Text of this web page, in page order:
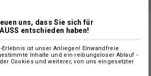
uns, dass Sie sich für
entschieden haben!
ist unser Anliegen! Einwandfreie
Inhalte und ein reibungsloser Ablauf -
Cookies und weiterer, von uns eingesetzter